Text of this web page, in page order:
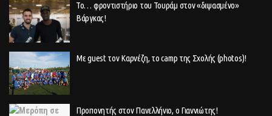
Το… φροντιστήριο του Τουράμ στον «διψασμένο»
Βάργκας!
Με guest τον Καρνέζη, το camp της Σχολής (photos)!
Προπονητής στον Πανελλήνιο, ο Γιαννιώτης!